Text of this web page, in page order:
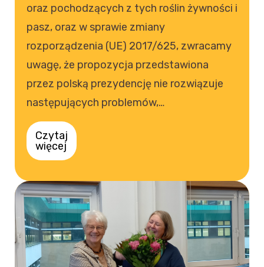
oraz pochodzących z tych roślin żywności i
pasz, oraz w sprawie zmiany
rozporządzenia (UE) 2017/625, zwracamy
uwagę, że propozycja przedstawiona
przez polską prezydencję nie rozwiązuje
następujących problemów,…
Czytaj
więcej